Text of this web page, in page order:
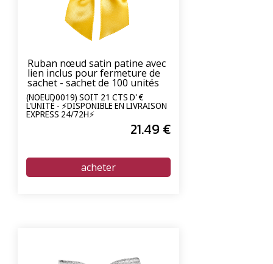
Ruban nœud satin patine avec
lien inclus pour fermeture de
sachet - sachet de 100 unités
(NOEUD0019) SOIT 21 CTS D' €
L'UNITÉ - ⚡DISPONIBLE EN LIVRAISON
EXPRESS 24/72H⚡
21.49 €